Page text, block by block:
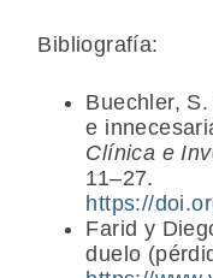
Bibliografía:
Buechler,
e
Clínica e
11–27.
https://
Farid y
duelo